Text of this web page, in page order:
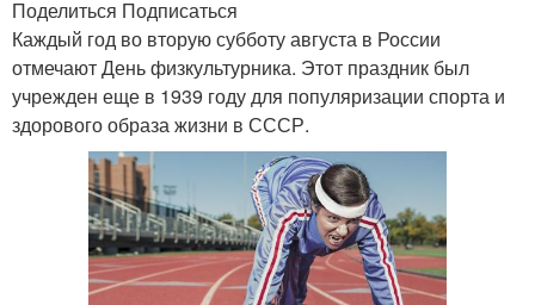
Поделиться Подписаться
Каждый год во вторую субботу августа в России
отмечают День физкультурника. Этот праздник был
учрежден еще в 1939 году для популяризации спорта и
здорового образа жизни в СССР.